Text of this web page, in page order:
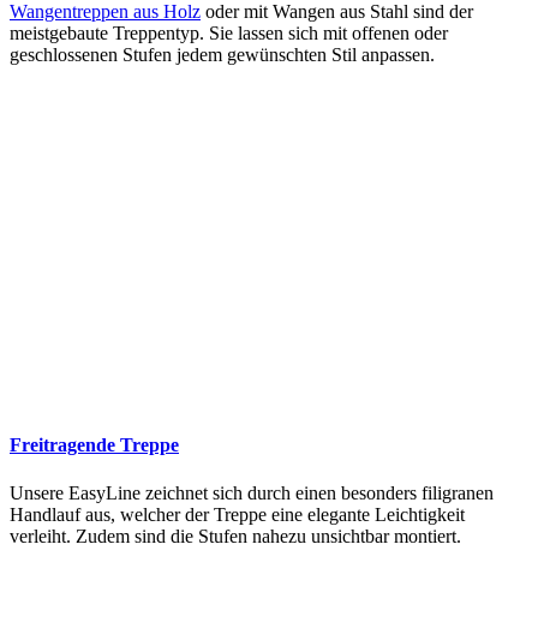
Wangentreppen aus Holz oder mit Wangen aus Stahl sind der
meistgebaute Treppentyp. Sie lassen sich mit offenen oder
geschlossenen Stufen jedem gewünschten Stil anpassen.
Freitragende Treppe
Unsere EasyLine zeichnet sich durch einen besonders filigranen
Handlauf aus, welcher der Treppe eine elegante Leichtigkeit
verleiht. Zudem sind die Stufen nahezu unsichtbar montiert.